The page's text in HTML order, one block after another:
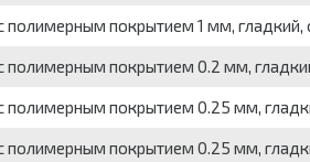
полимерным покрытием 1 мм, гладкий,
полимерным покрытием 0.2 мм,
полимерным покрытием 0.25 мм,
полимерным покрытием 0.25 мм,